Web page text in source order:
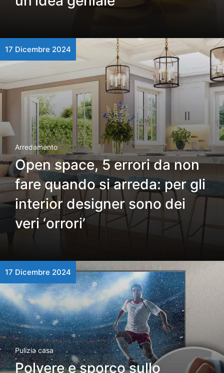
17 Dicembre 2024
Arredamento
Open space, 5 errori da non
fare quando si arreda: per gli
interior designer sono dei
veri ‘orrori’
17 Dicembre 2024
Pulizia casa
Polvere e sporco sullo